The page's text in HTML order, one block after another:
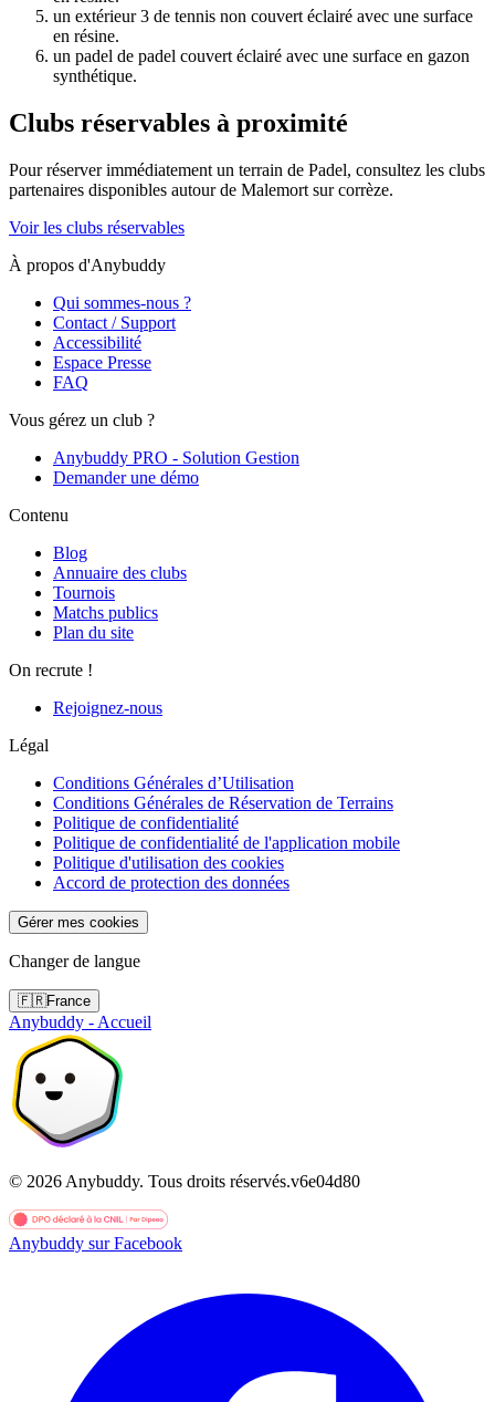
un extérieur 3 de tennis non couvert éclairé avec une surface
en résine.
un padel de padel couvert éclairé avec une surface en gazon
synthétique.
Clubs réservables à proximité
Pour réserver immédiatement un terrain de Padel, consultez les clubs
partenaires disponibles autour de Malemort sur corrèze.
Voir les clubs réservables
À propos d'Anybuddy
Qui sommes-nous ?
Contact / Support
Accessibilité
Espace Presse
FAQ
Vous gérez un club ?
Anybuddy PRO - Solution Gestion
Demander une démo
Contenu
Blog
Annuaire des clubs
Tournois
Matchs publics
Plan du site
On recrute !
Rejoignez-nous
Légal
Conditions Générales d’Utilisation
Conditions Générales de Réservation de Terrains
Politique de confidentialité
Politique de confidentialité de l'application mobile
Politique d'utilisation des cookies
Accord de protection des données
Gérer mes cookies
Changer de langue
🇫🇷France
Anybuddy - Accueil
© 2026 Anybuddy. Tous droits réservés.v6e04d80
Anybuddy sur Facebook